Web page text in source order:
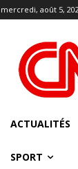
mercredi, août 5,
ACTUALITÉS
SPORT